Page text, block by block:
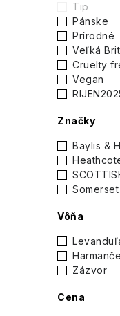
ý
p
a
n
e
l
Tip
Pánske
Prírodné
Veľká
Cruelty
Vegan
Značky
Baylis &
Vôňa
Zázvor
Cena